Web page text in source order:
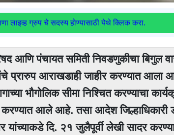
लाइव्ह ग्रुप चे सदस्य होण्यासाठी येथे क्लिक करा.
आणि पंचायत समिती निवडणुकीचा बिगुल
आराखडाही जाहीर करण्यात आला
भौगोलिक सीमा निश्चित करण्याचा
आले आहे. तसा आदेश जिल्हाधिकारी
यांच्याकडे दि. २१ जुलैपूर्वी लेखी सादर